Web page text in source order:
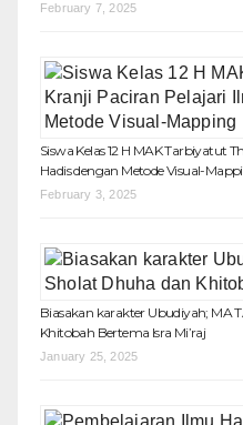
February 7, 2025
Siswa Kelas 12 H MAK Tarbiyatut
Hadis dengan Metode Visual-
February 3, 2025
Biasakan karakter Ubudiyah; MA
Khitobah Bertema Isra Mi’raj
January 25, 2025